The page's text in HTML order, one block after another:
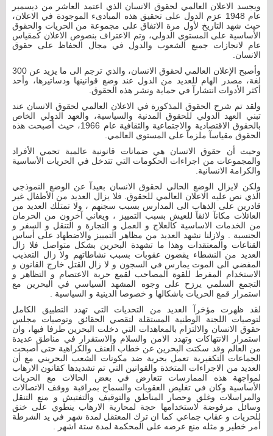
ويجسد الاعلان العالمي لحقوق الانسان الذي اعتمد العاشر من ديسمبر
عام 1948 عزم الدول على تحقيق هذه المبادىء الموجودة في الاعلان،
حيث شهد التاريخ لأول مرة الاتفاق على مجموعة من الحريات والحقوق
الأساسية على المستوى الدولي، وتم الاعتراف بنصوص الاعلان كمقياس
عام لانجازات جميع الشعوب والدول في مجال الحفاظ على حقوق
الانسان.
وأصبح الإعلان العالمي لحقوق الانسان، والذي ترجم الى ما يزيد عن 300
لغة، مصدر الهام للعديد من الدول عند وضع قوانينها ودساتيرها، وأحد
أكثر الأدوات انتشارآ في حماية ونشر هذه الحقوق.
ولقد تم شرح الحقوق المذكورة في الاعلان العالمي لحقوق الانسان عند
تبني العهد الدولي للحقوق المدنية والسياسية، والعهد الدولي الخاص
بالحقوق الاقتصادية والاجتماعية والثقافية عام 1966، حيث أصبحت هذه
الحقوق مقياسآ ملزمآ على المستوى العالمي.
وحيث أن حقوق الانسان هي ضمانات قانونية عالمية تحمي الأفراد
والمجموعات من اجراءات الحكومات التي تتدخل في الحريات الأساسية
والكرامة الانسانية.
ولكن لايزال الوضع الحالي لحقوق الانسان بعيدآ عن الوضع النموذجي
الذي نص عليه الاعلان العالمي للحقوق. فلا يزال العديد من الأطفال غير
قادرين على الذهاب الى المدارس بسبب سجنهم ، ولا تمتلك العديد من
العائلات مكانآ لائقآ للعيش بسبب التمييز ، ويعاني آخرون من الحرمان
من الخدمات الاساسية كالعلاج و العمل و التجارة و التنقل و السفر و
الجنسية . ولازلنا نشهد العديد من مظاهر التمييز والاضطهاد على أساس
القناعات والمعتقدات وهذا ما تشهدة البحرين بشكل متواصل فلا زال
العديد من النشطاء يقضون عقوبات بسبب نشاطاتهم ولا زال التعذيب
المفضي الى الموت يمارس في السجون و لا زال القتل خارج القانون و
الاستخدام المفرط للقوة المصاحب لقمع حرية الاعتصام و التظاهر و
التجمع السلمي يرزح على وجوه المشهد السياسي في البحرين مع
استمرار قمع الحريات باشكالها و خصوصا الدينية و السياسية .
لقد ظهرت مؤخرآ العديد من التحديات التي تهدد التطبيق الكامل
لتوصيات اللجنة الوطنية المستقلة لتقصي الحقائق وتوصيات مجلس
حقوق الانسان والالتزام بالمعاهدات التي دخلت البحرين طرفا فيها، وان
استمرار الانتهاكات وتهدد الامن والسلام والاستقرار في مناطق عديدة
من العالم وقد سكتت البحرين عن خطاب العنف والكراهية حتى أصبحت
الجماعات التكفيرية تعمل بحرية ضد مكونات الشعب البحريني مع أن
العديد من الاجراءات المتخذة والقوانين التي تم تشديدها كقانون الارهاب
لمواجهة هذه الممارسات تتعارض في بعض الحالات مع الحريات
الأساسية وكان في تغليض العقوبات والسماح بمراقبة ووقف الاتصالات
والمراسلات وغلق وحصار المناطق والتوقيف والتفتيش و منع التنقل
وسائل مرفوضة لاستخدامها حجة لمحاربة الارهاب ينطوي على خنق
للحريات و عقاب جماعي كما ان ترك المعتقل لمدة شهر في يد الشرطة
أمر خطير و مثله منع عرضه على المحكمة لمدة ستة اشهر .